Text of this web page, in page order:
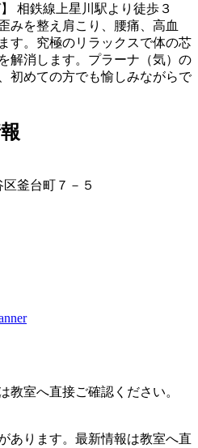
相鉄線上星川駅より徒歩３
みを整え肩こり、腰痛、高血
す。究極のリラックスで体の芯
解消します。プラーナ（気）の
初めての方でも愉しみながらで
釜台町７－５
教室へ直接ご確認ください。
あります。最新情報は教室へ直